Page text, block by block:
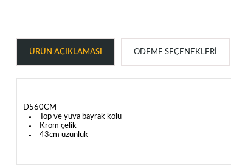
ÜRÜN AÇIKLAMASI ÖDEME SEÇENEKLERI
D560CM
Top ve yuva bayrak kolu
Krom çelik
43cm uzunluk